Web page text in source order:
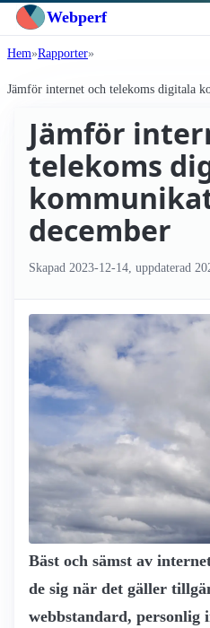
Webperf
Hem Rapporter
Jämför internet och telekoms digitala
Jämför
telekoms
december
Skapad 2023-12-14 , uppdaterad
Bäst och sämst av
de sig när det gäller
webbstandard, personlig